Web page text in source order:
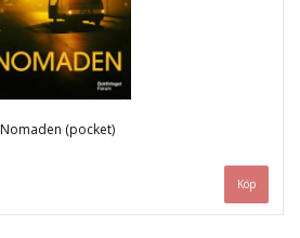
Nomaden (pocket)